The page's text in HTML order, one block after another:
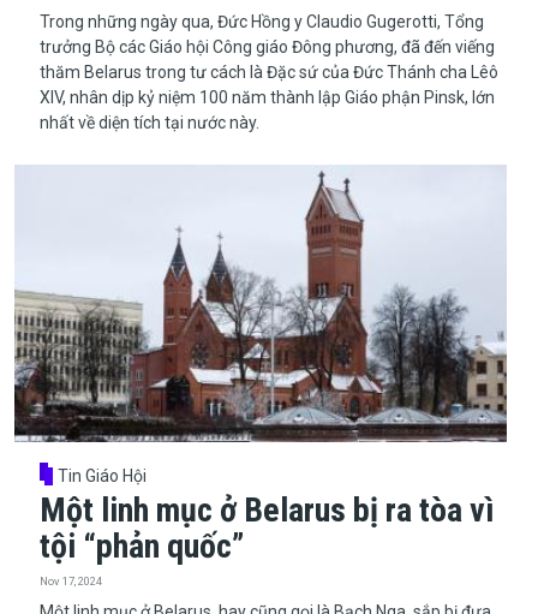
​​​​​​​Trong những ngày qua, Đức Hồng y Claudio Gugerotti, Tổng
trưởng Bộ các Giáo hội Công giáo Đông phương, đã đến viếng
thăm Belarus trong tư cách là Đặc sứ của Đức Thánh cha Lêô
XIV, nhân dịp kỷ niệm 100 năm thành lập Giáo phận Pinsk, lớn
nhất về diện tích tại nước này.
Tin Giáo Hội
Một linh mục ở Belarus bị ra tòa vì
tội “phản quốc”
Nov 17, 2024